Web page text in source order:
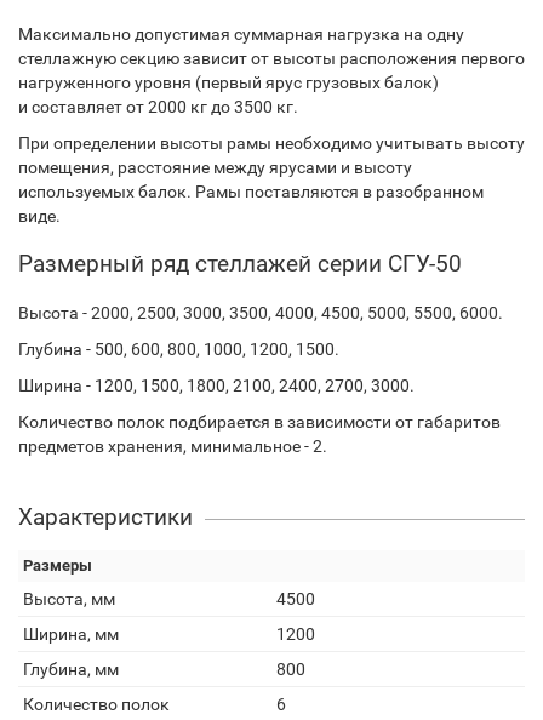
Максимально допустимая суммарная нагрузка на одну
стеллажную секцию зависит от высоты расположения первого
нагруженного уровня (первый ярус грузовых балок)
и составляет от 2000 кг до 3500 кг.
При определении высоты рамы необходимо учитывать высоту
помещения, расстояние между ярусами и высоту
используемых балок. Рамы поставляются в разобранном
виде.
Размерный ряд стеллажей серии СГУ-50
Высота - 2000, 2500, 3000, 3500, 4000, 4500, 5000, 5500, 6000.
Глубина - 500, 600, 800, 1000, 1200, 1500.
Ширина - 1200, 1500, 1800, 2100, 2400, 2700, 3000.
Количество полок подбирается в зависимости от габаритов
предметов хранения, минимальное - 2.
Характеристики
Размеры
Высота, мм
4500
Ширина, мм
1200
Глубина, мм
800
Количество полок
6